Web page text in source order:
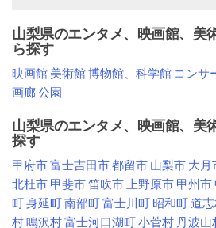
山梨県のエンタメ、映画館、美
ら探す
映画館 美術館博物館、科学館 コンサ
画廊公園
山梨県のエンタメ、映画館、美
探す
甲府市富士吉田市都留市 山梨市 大月
北杜市 甲斐市笛吹市上野原市 甲州市
町身延町南部町富士川町 昭和町道
村鳴沢村富士河口湖町小菅村丹波山